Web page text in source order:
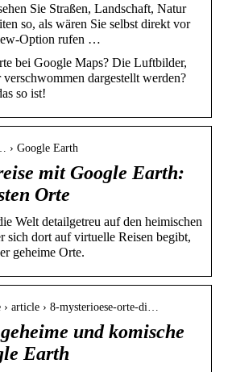
Sie Straßen, Landschaft, Natur
so, als wären Sie selbst direkt vor
Option rufen …
bei Google Maps? Die Luftbilder,
dargestellt werden?
so ist!
› Google Earth
mit Google Earth:
Orte
Welt detailgetreu auf den heimischen
sich dort auf virtuelle Reisen begibt,
geheime Orte.
article › 8-mysterioese-orte-di…
und komische
Earth